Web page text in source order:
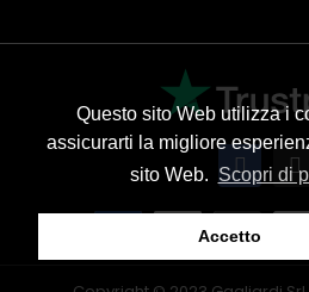
Questo sito Web utilizza i
assicurarti la migliore
sito Web. Scopri di
Accetto